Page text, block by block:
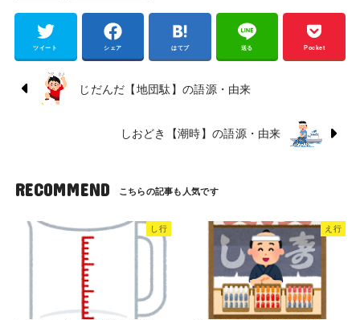
ツイート シェア はてブ 送る Pocket
じだんだ【地団駄】の語源・由来
しおどき【潮時】の語源・由来
RECOMMEND
し行 え行